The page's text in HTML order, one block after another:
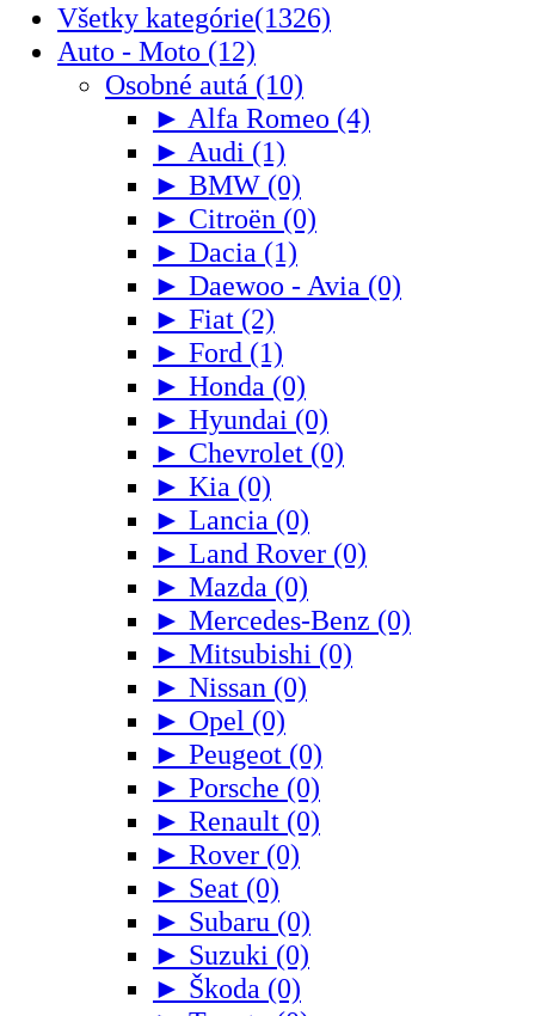
Všetky kategórie(1326)
Auto - Moto (12)
Osobné autá (10)
► Alfa Romeo (4)
► Audi (1)
► BMW (0)
► Citroën (0)
► Dacia (1)
► Daewoo - Avia (0)
► Fiat (2)
► Ford (1)
► Honda (0)
► Hyundai (0)
► Chevrolet (0)
► Kia (0)
► Lancia (0)
► Land Rover (0)
► Mazda (0)
► Mercedes-Benz (0)
► Mitsubishi (0)
► Nissan (0)
► Opel (0)
► Peugeot (0)
► Porsche (0)
► Renault (0)
► Rover (0)
► Seat (0)
► Subaru (0)
► Suzuki (0)
► Škoda (0)